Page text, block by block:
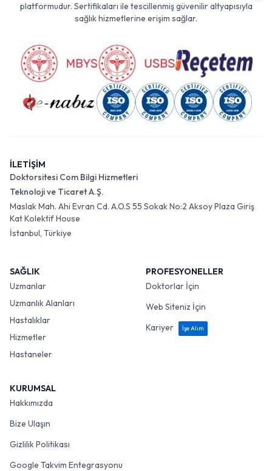
platformudur. Sertifikaları ile tescillenmiş güvenilir altyapısıyla
sağlık hizmetlerine erişim sağlar.
İLETİŞİM
Doktorsitesi Com Bilgi Hizmetleri
Teknoloji ve Ticaret A.Ş.
Maslak Mah. Ahi Evran Cd. A.O.S 55 Sokak No:2 Aksoy Plaza Giriş
Kat Kolektif House
İstanbul, Türkiye
SAĞLIK
Uzmanlar
Uzmanlık Alanları
Hastalıklar
Hizmetler
Hastaneler
PROFESYONELLER
Doktorlar İçin
Web Siteniz İçin
Kariyer
İşe Alım
KURUMSAL
Hakkımızda
Bize Ulaşın
Gizlilik Politikası
Google Takvim Entegrasyonu